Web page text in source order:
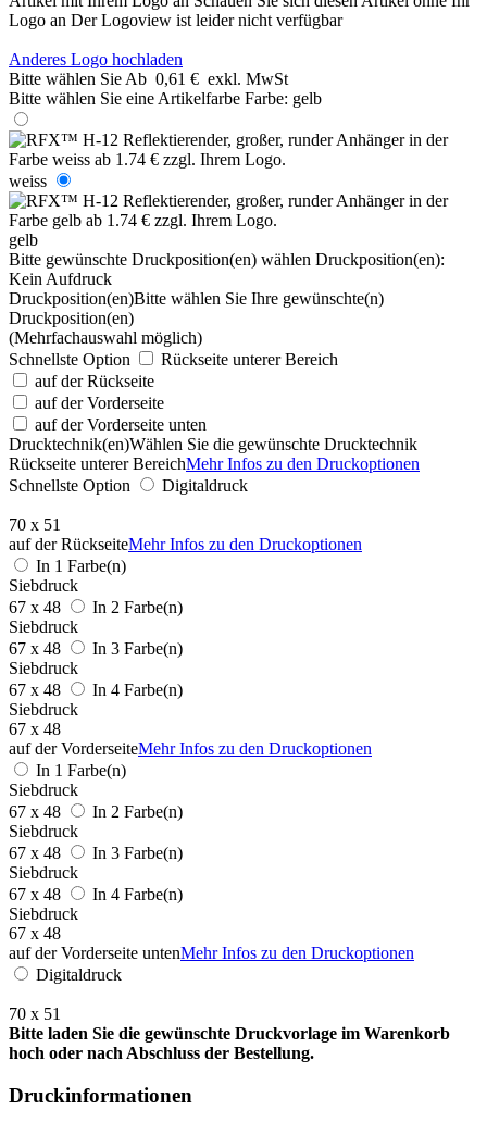
Logo an Der Logoview ist leider nicht verfügbar
Anderes Logo hochladen
Bitte wählen Sie Ab 0,61 € exkl. MwSt
Bitte wählen Sie eine Artikelfarbe Farbe: gelb
weiss
gelb
Bitte gewünschte Druckposition(en) wählen Druckposition(en):
Kein Aufdruck
Druckposition(en)Bitte wählen Sie Ihre gewünschte(n)
Druckposition(en)
(Mehrfachauswahl möglich)
Schnellste Option
Rückseite unterer Bereich
auf der Rückseite
auf der Vorderseite
auf der Vorderseite unten
Drucktechnik(en)Wählen Sie die gewünschte Drucktechnik
Rückseite unterer BereichMehr Infos zu den Druckoptionen
Schnellste Option
Digitaldruck
70 x 51
auf der RückseiteMehr Infos zu den Druckoptionen
In 1 Farbe(n)
Siebdruck
67 x 48
In 2 Farbe(n)
Siebdruck
67 x 48
In 3 Farbe(n)
Siebdruck
67 x 48
In 4 Farbe(n)
Siebdruck
67 x 48
auf der VorderseiteMehr Infos zu den Druckoptionen
In 1 Farbe(n)
Siebdruck
67 x 48
In 2 Farbe(n)
Siebdruck
67 x 48
In 3 Farbe(n)
Siebdruck
67 x 48
In 4 Farbe(n)
Siebdruck
67 x 48
auf der Vorderseite untenMehr Infos zu den Druckoptionen
Digitaldruck
70 x 51
Bitte laden Sie die gewünschte Druckvorlage im Warenkorb
hoch oder nach Abschluss der Bestellung.
Druckinformationen